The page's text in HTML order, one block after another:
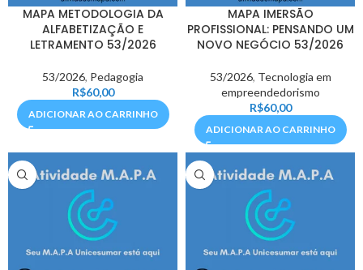
MAPA METODOLOGIA DA
ALFABETIZAÇÃO E
LETRAMENTO 53/2026
53/2026, Pedagogia
R$60,00
ADICIONAR AO CARRINHO
MAPA IMERSÃO
PROFISSIONAL: PENSANDO UM
NOVO NEGÓCIO 53/2026
53/2026, Tecnologia em
empreendedorismo
R$60,00
ADICIONAR AO CARRINHO